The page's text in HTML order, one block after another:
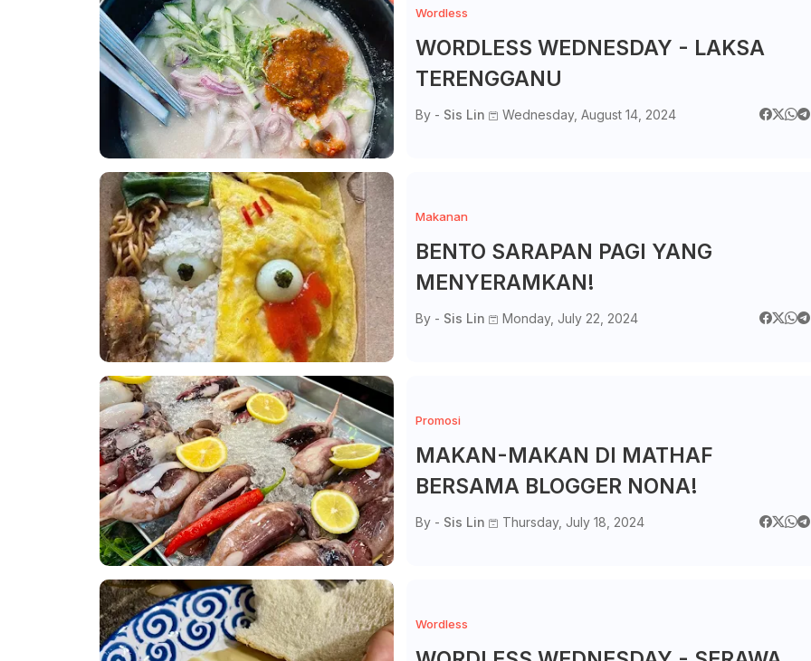
Wordless
WORDLESS WEDNESDAY - LAKSA
TERENGGANU
By - Sis Lin Wednesday, August 14, 2024
Makanan
BENTO SARAPAN PAGI YANG
MENYERAMKAN!
By - Sis Lin Monday, July 22, 2024
Promosi
MAKAN-MAKAN DI MATHAF
BERSAMA BLOGGER NONA!
By - Sis Lin Thursday, July 18, 2024
Wordless